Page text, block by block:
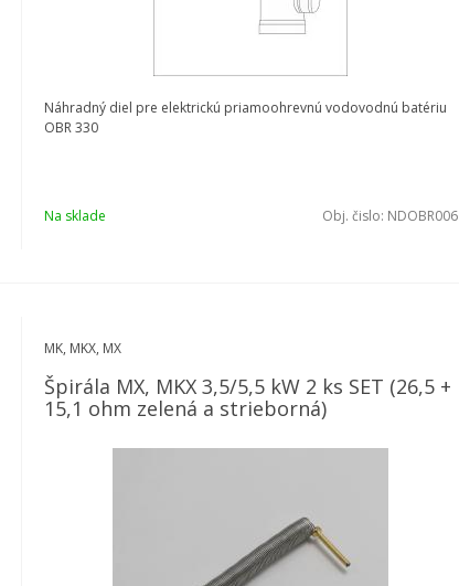
Náhradný diel pre elektrickú priamoohrevnú vodovodnú batériu
OBR 330
Na sklade Obj. čislo: NDOBR006
MK, MKX, MX
Špirála MX, MKX 3,5/5,5 kW 2 ks SET (26,5 +
15,1 ohm zelená a strieborná)